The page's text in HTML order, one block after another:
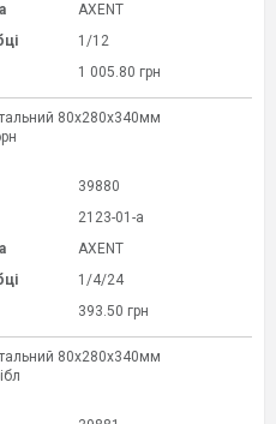
AXENT
1/12
1 005.80 грн
80x280x340мм
39880
2123-01-a
AXENT
1/4/24
393.50 грн
80x280x340мм